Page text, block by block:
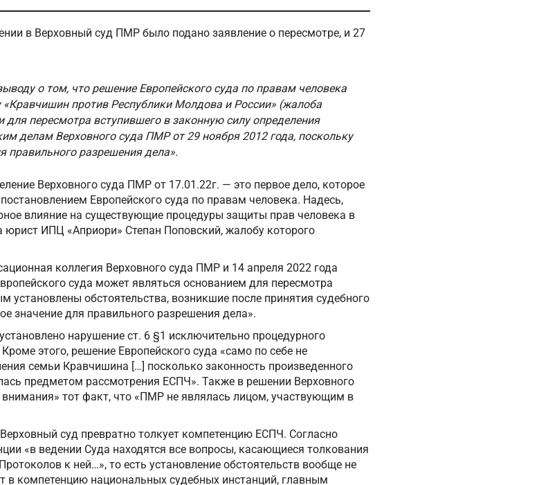
в Верховный суд ПМР было подано заявление о пересмотре, и 27
о том, что решение Европейского суда по правам человека
«Кравчишин против Республики Молдова и России» (жалоба
пересмотра вступившего в законную силу определения
делам Верховного суда ПМР от 29 ноября 2012 года, поскольку
правильного разрешения дела».
Верховного суда ПМР от 17.01.22г. — это первое дело, которое
Европейского суда по правам человека. Надесь,
влияние на существующие процедуры защиты прав человека в
ИПЦ «Априори» Степан Поповский, жалобу которого
коллегия Верховного суда ПМР и 14 апреля 2022 года
суда может являться основанием для пересмотра
установлены обстоятельства, возникшие после принятия судебного
значение для правильного разрешения дела».
нарушение ст. 6 §1 исключительно процедурного
этого, решение Европейского суда «само по себе не
семьи Кравчишина […] посколько законность произведенного
предметом рассмотрения ЕСПЧ». Также в решении Верховного
тот факт, что «ПМР не являлась лицом, участвующим в
суд превратно толкует компетенцию ЕСПЧ. Согласно
«в ведении Суда находятся все вопросы, касающиеся толкования
к ней…», то есть установление обстоятельств вообще не
в компетенцию национальных судебных инстанций, главным